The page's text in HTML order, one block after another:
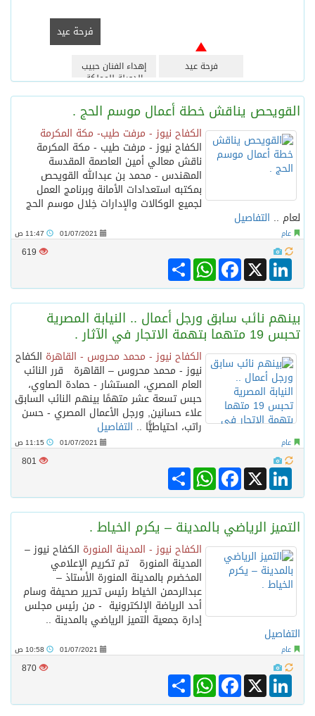
فرحة عيد
إهداء الفنان حبيب
الدويلة للمملكة
فرحة عيد
القويحص يناقش خطة أعمال موسم الحج .
الكفاح نيوز - مرفت طيب- مكة المكرمة
الكفاح نيوز - مرفت طيب - مكة المكرمة
ناقش معالي أمين العاصمة المقدسة
المهندس - محمد بن عبدالله القويحص
بمكتبه استعدادات الأمانة وبرنامج العمل
لجميع الوكالات والإدارات خِلال موسم الحج
لعام .. التفاصيل
عام 01/07/2021
619
Share
WhatsAppFacebook X
LinkedIn
بينهم نائب سابق ورجل أعمال .. النيابة المصرية
تحبس 19 متهما بتهمة الاتجار في الآثار .
الكفاح نيوز - محمد محروس - القاهرة الكفاح
نيوز - محمد محروس – القاهرة قرر النائب
العام المصري، المستشار - حمادة الصاوي،
حبس تسعة عشر متهمًا بينهم النائب السابق
علاء حسانين, ورجل الأعمال المصري - حسن
راتب، احتياطيًّا .. التفاصيل
عام 01/07/2021
801
Share
WhatsAppFacebook X
LinkedIn
التميز الرياضي بالمدينة – يكرم الخياط .
الكفاح نيوز - المدينة المنورة الكفاح نيوز –
المدينة المنورة تم تكريم الإعلامي
المخضرم بالمدينة المنورة الأستاذ –
عبدالرحمن الخياط رئيس تحرير صحيفة وسام
أحد الرياضة الإلكترونية - من رئيس مجلس
إدارة جمعية التميز الرياضي بالمدينة ..
التفاصيل
عام 01/07/2021
870
Share
WhatsAppFacebook X
LinkedIn